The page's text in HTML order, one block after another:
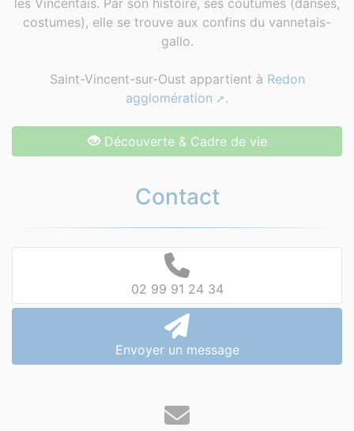
les Vincentais. Par son histoire, ses coutumes (danses,
costumes), elle se trouve aux confins du vannetais-
gallo.
Saint-Vincent-sur-Oust appartient à Redon
agglomération
.
Découverte & Cadre de vie
Contact
02 99 91 24 34
Envoyer un message